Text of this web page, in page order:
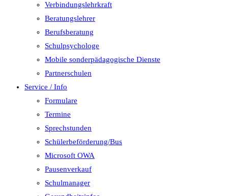
Verbindungslehrkraft
Beratungslehrer
Berufsberatung
Schulpsychologe
Mobile sonderpädagogische Dienste
Partnerschulen
Service / Info
Formulare
Termine
Sprechstunden
Schülerbeförderung/Bus
Microsoft OWA
Pausenverkauf
Schulmanager